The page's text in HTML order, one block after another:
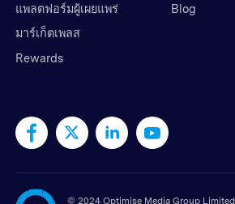
แพลตฟอร์มผู้เผยแพร่
มาร์เก็ตเพลส
Rewards
Blog
© 2024 Optimise Media Group Limited